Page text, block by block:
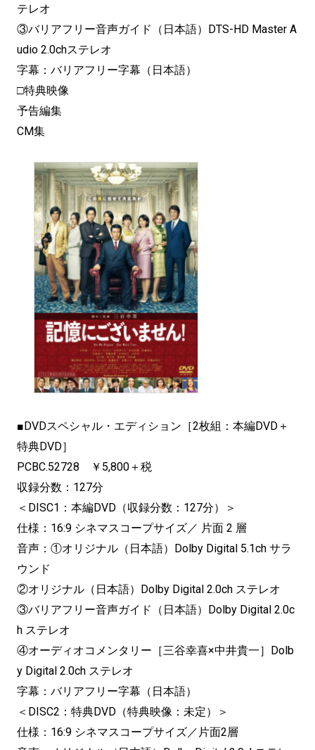
テレオ
③バリアフリー音声ガイド（日本語）DTS-HD Master A
udio 2.0chステレオ
字幕：バリアフリー字幕（日本語）
□特典映像
予告編集
CM集
■DVDスペシャル・エディション［2枚組：本編DVD＋
特典DVD］
PCBC.52728 ￥5,800＋税
収録分数：127分
＜DISC1：本編DVD（収録分数：127分）＞
仕様：16:9 シネマスコープサイズ／ 片面 2 層
音声：①オリジナル（日本語）Dolby Digital 5.1ch サラ
ウンド
②オリジナル（日本語）Dolby Digital 2.0ch ステレオ
③バリアフリー音声ガイド（日本語）Dolby Digital 2.0c
h ステレオ
④オーディオコメンタリー［三谷幸喜×中井貴一］Dolb
y Digital 2.0ch ステレオ
字幕：バリアフリー字幕（日本語）
＜DISC2：特典DVD（特典映像：未定）＞
仕様：16:9 シネマスコープサイズ／片面2層